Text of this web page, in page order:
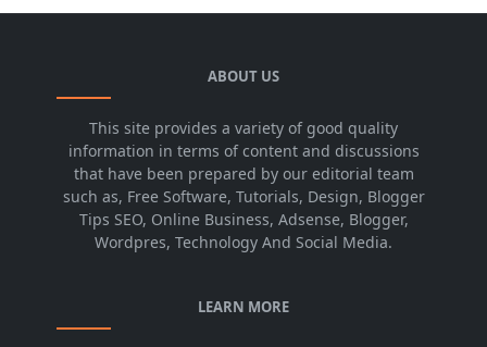
ABOUT US
This site provides a variety of good quality
information in terms of content and discussions
that have been prepared by our editorial team
such as, Free Software, Tutorials, Design, Blogger
Tips SEO, Online Business, Adsense, Blogger,
Wordpres, Technology And Social Media.
LEARN MORE